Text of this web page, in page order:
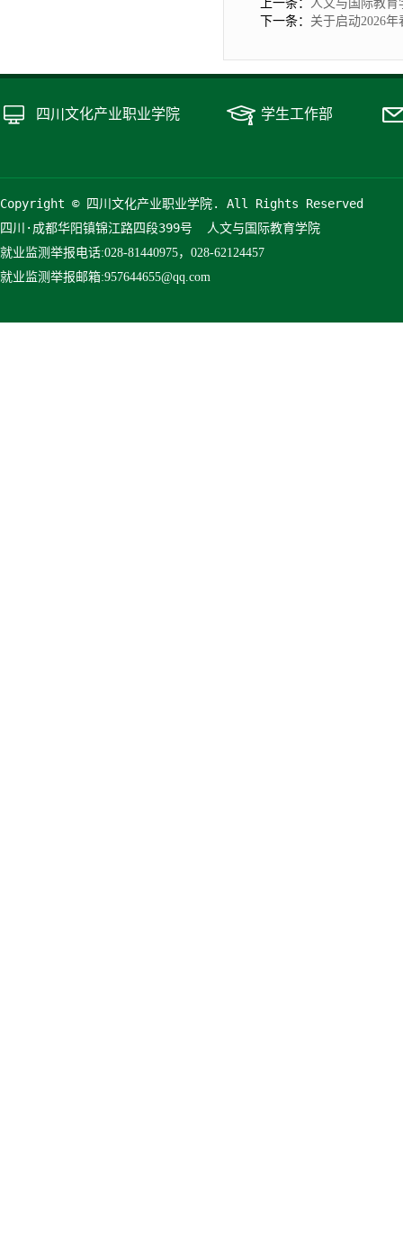
上一条： 人文与国际教育
下一条： 关于启动2026
四川文化产业职业学院 学生工作部
Copyright © 四川文化产业职业学院. All Rights Reserved
四川·成都华阳镇锦江路四段399号  人文与国际教育学院
就业监测举报电话:028-81440975，028-62124457
就业监测举报 邮箱:957644655@qq.com